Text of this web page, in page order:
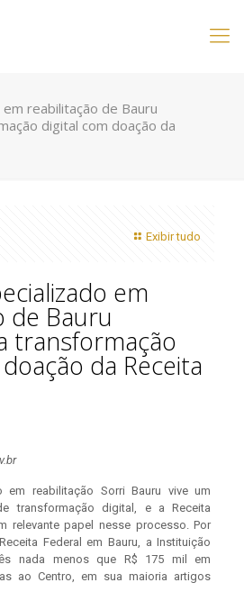
reabilitação de Bauru
digital com doação da
Exibir tudo
em
de Bauru
transformação
da Receita
em reabilitação Sorri Bauru vive um
transformação digital, e a Receita
relevante papel nesse processo. Por
Federal em Bauru, a Instituição
nada menos que R$ 175 mil em
ao Centro, em sua maioria artigos